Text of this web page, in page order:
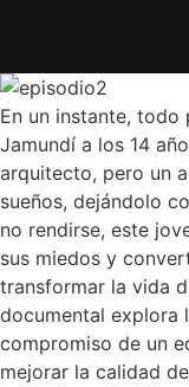
En un instante, todo
Jamundí a los 14
arquitecto, pero un
sueños, dejándolo
no rendirse, este
sus miedos y
transformar la vida
documental explora
compromiso de un
mejorar la calidad